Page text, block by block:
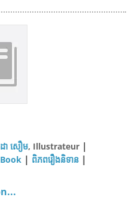
ដា សឿម, Illustrateur |
| ពិភពរឿងនិទាន |